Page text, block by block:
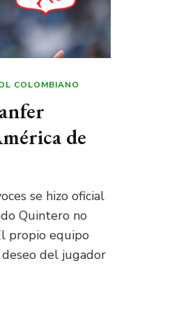
COLOMBIANO
de
se hizo oficial
Quintero no
propio equipo
del jugador